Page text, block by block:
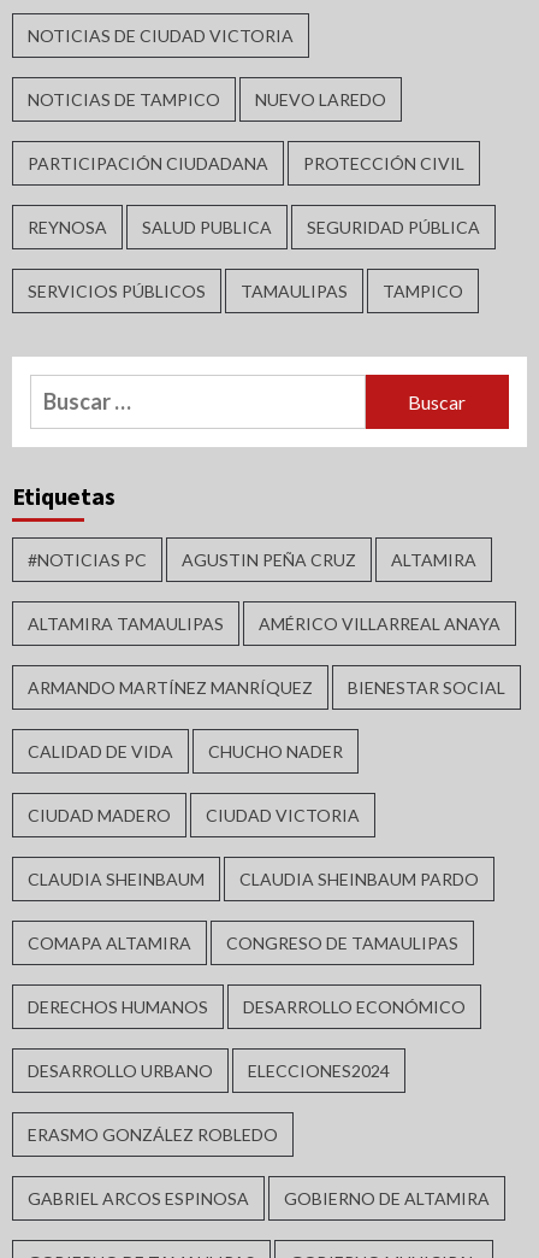
NOTICIAS DE CIUDAD VICTORIA
NOTICIAS DE TAMPICO NUEVO LAREDO
PARTICIPACIÓN CIUDADANA PROTECCIÓN CIVIL
REYNOSA SALUD PUBLICA SEGURIDAD PÚBLICA
SERVICIOS PÚBLICOS TAMAULIPAS TAMPICO
Buscar:
Etiquetas
#NOTICIAS PC AGUSTIN PEÑA CRUZ ALTAMIRA
ALTAMIRA TAMAULIPAS AMÉRICO VILLARREAL ANAYA
ARMANDO MARTÍNEZ MANRÍQUEZ BIENESTAR SOCIAL
CALIDAD DE VIDA CHUCHO NADER
CIUDAD MADERO CIUDAD VICTORIA
CLAUDIA SHEINBAUM CLAUDIA SHEINBAUM PARDO
COMAPA ALTAMIRA CONGRESO DE TAMAULIPAS
DERECHOS HUMANOS DESARROLLO ECONÓMICO
DESARROLLO URBANO ELECCIONES2024
ERASMO GONZÁLEZ ROBLEDO
GABRIEL ARCOS ESPINOSA GOBIERNO DE ALTAMIRA